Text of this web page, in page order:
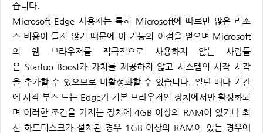
습니다.
Microsoft Edge 사용자는 특히 Microsoft에 따르면 많은 리소
스 비용이 들지 않기 때문에 이 기능의 이점을 얻으며 Microsoft
의 웹 브라우저를 적극적으로 사용하지 않는 사람들
은 Startup Boost가 가치를 제공하지 않고 시스템의 시작 시각
을 추가할 수 있으므로 비활성화할 수 있습니다. 일단 베타 기간
에 시작 부스 트는 Edge가 기본 브라우저인 장치에서만 활성화되
며 이러한 조건을 가지는 장치에 4GB 이상의 RAM이 있거나 최
신 하드디스크가 설치된 경우 1GB 이상의 RAM이 있는 경우에